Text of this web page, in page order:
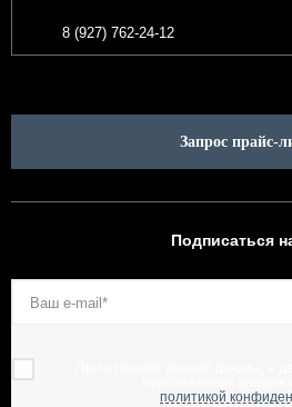
8 (927) 762-24-12
Запрос прайс-
Подписаться
политикой